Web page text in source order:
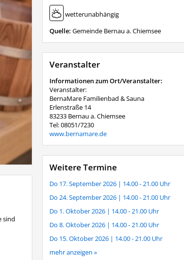
sind
wetterunabhängig
Quelle: Gemeinde Bernau a. Chiemsee
Veranstalter
Informationen zum Ort/Veranstalter:
Veranstalter:
BernaMare Familienbad & Sauna
Erlenstraße 14
83233 Bernau a. Chiemsee
Tel: 08051/7230
www.bernamare.de
Weitere Termine
Do 17. September 2026 | 14.00 - 21.00 Uhr
Do 24. September 2026 | 14.00 - 21.00 Uhr
Do 1. Oktober 2026 | 14.00 - 21.00 Uhr
Do 8. Oktober 2026 | 14.00 - 21.00 Uhr
Do 15. Oktober 2026 | 14.00 - 21.00 Uhr
mehr anzeigen »